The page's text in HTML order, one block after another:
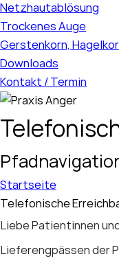
Netzhautablösung
Trockenes Auge
Gerstenkorn,
Downloads
Kontakt / Termin
Startseite
Telefonische
Liebe Patientinnen
Lieferengpässen der